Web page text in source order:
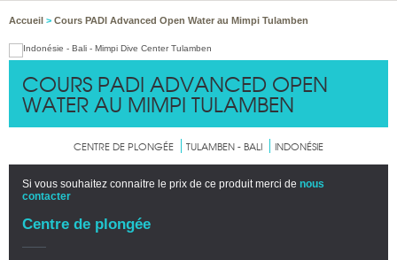
Accueil > Cours PADI Advanced Open Water au Mimpi Tulamben
COURS PADI ADVANCED OPEN
WATER AU MIMPI TULAMBEN
CENTRE DE PLONGÉE TULAMBEN - BALI INDONÉSIE
Si vous souhaitez connaitre le prix de ce produit merci de nous
contacter
Centre de plongée